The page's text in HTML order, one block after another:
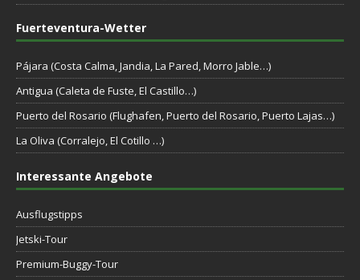
Fuerteventura-Wetter
Pájara (Costa Calma, Jandia, La Pared, Morro Jable…)
Antigua (Caleta de Fuste, El Castillo…)
Puerto del Rosario (Flughafen, Puerto del Rosario, Puerto Lajas…)
La Oliva (Corralejo, El Cotillo …)
Interessante Angebote
Ausflugstipps
Jetski-Tour
Premium-Buggy-Tour